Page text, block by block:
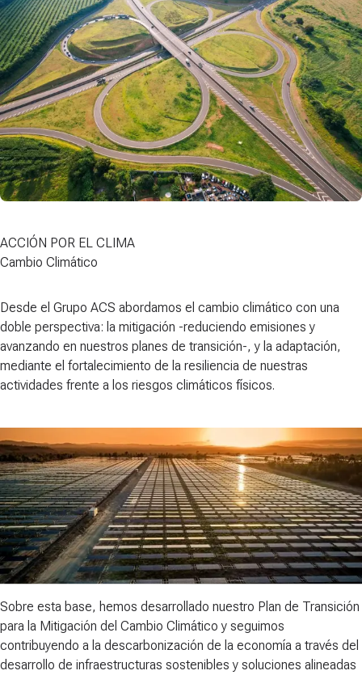
ACCIÓN POR EL CLIMA
Cambio Climático
Desde el Grupo ACS abordamos el cambio climático con una
doble​ perspectiva: la mitigación -reduciendo emisiones y
avanzando en nuestros planes de transición-, y la adaptación,
mediante el fortalecimiento de la resiliencia de nuestras
actividades frente a los riesgos climáticos físicos.
Sobre esta base, hemos desarrollado nuestro Plan de Transición
para la Mitigación del Cambio Climático y seguimos
contribuyendo a la descarbonización de la economía a través del
desarrollo de infraestructuras sostenibles y soluciones alineadas